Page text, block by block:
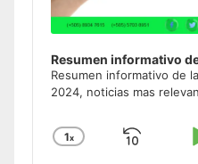
Resumen informativo
Resumen informativo de
2024, noticias mas
Change
1x
Skip